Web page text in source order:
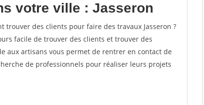
votre ville : Jasseron
trouver des clients pour faire des travaux Jasseron ?
facile de trouver des clients et trouver des
aux artisans vous permet de rentrer en contact de
de professionnels pour réaliser leurs projets